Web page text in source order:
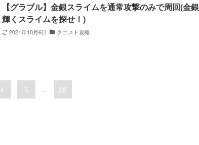
【グラブル】金銀スライムを通常攻撃のみで周回(金銀
輝くスライムを探せ！)
2021年10月6日 クエスト攻略
4 5 ... 28